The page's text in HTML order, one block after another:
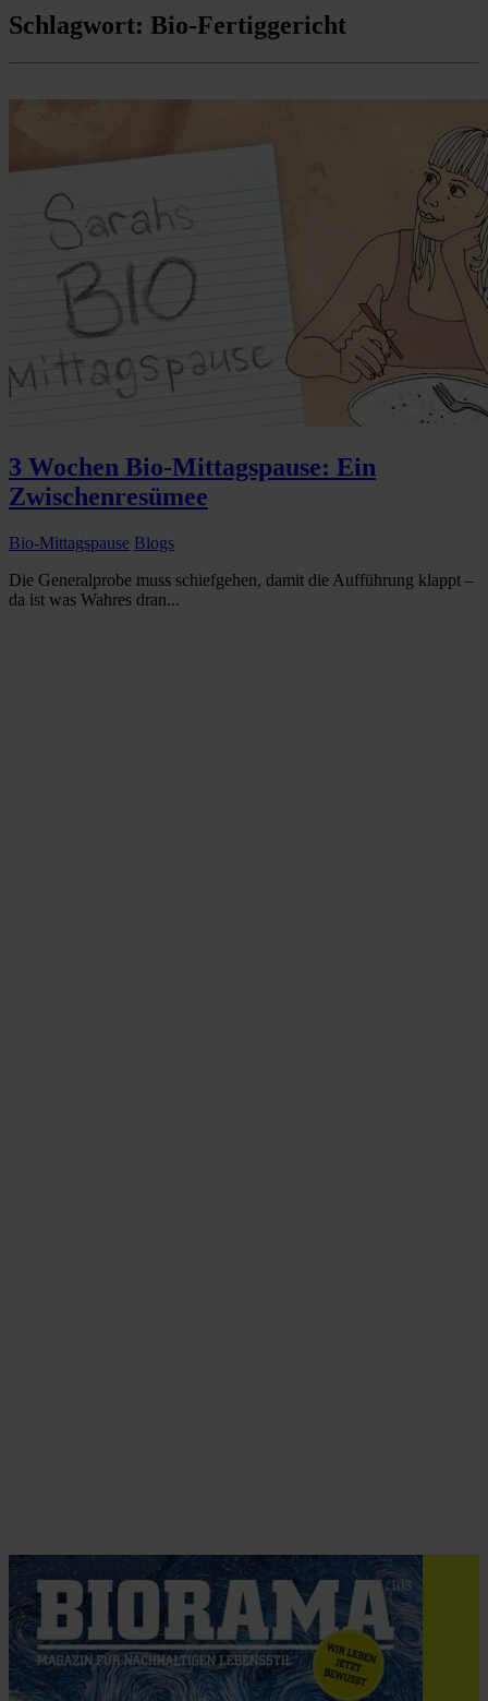
Schlagwort: Bio-Fertiggericht
3 Wochen Bio-Mittagspause: Ein
Zwischenresümee
Bio-Mittagspause Blogs
Die Generalprobe muss schiefgehen, damit die Aufführung klappt –
da ist was Wahres dran...